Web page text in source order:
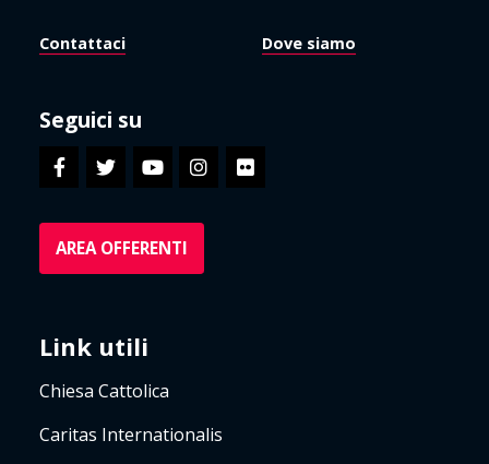
Contattaci Dove siamo
Seguici su
AREA OFFERENTI
Link utili
Chiesa Cattolica
Caritas Internationalis